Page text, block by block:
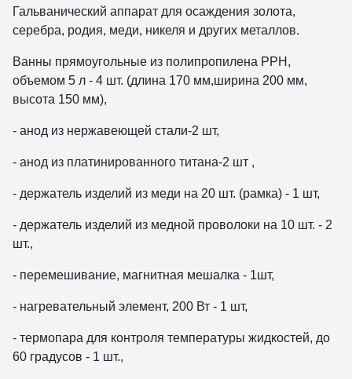
Гальванический аппарат для осаждения золота,
серебра, родия, меди, никеля и других металлов.
Ванны прямоугольные из полипропилена PPH,
объемом 5 л - 4 шт. (длина 170 мм,ширина 200 мм,
высота 150 мм),
- анод из нержавеющей стали-2 шт,
- анод из платинированного титана-2 шт ,
- держатель изделий из меди на 20 шт. (рамка) - 1 шт,
- держатель изделий из медной проволоки на 10 шт. - 2
шт.,
- перемешивание, магнитная мешалка - 1шт,
- нагревательный элемент, 200 Вт - 1 шт,
- термопара для контроля температуры жидкостей, до
60 градусов - 1 шт.,